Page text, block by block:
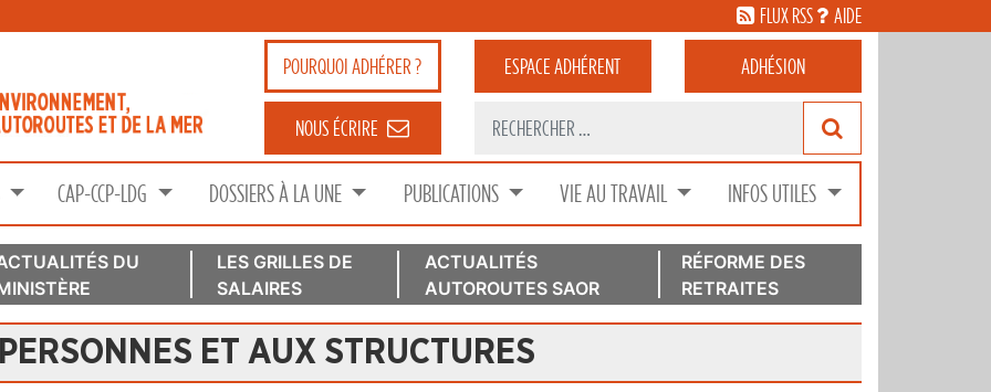
FLUX RSS AIDE
POURQUOIADHÉRER ? ESPACEADHÉRENT ADHÉSION
NOUS ÉCRIRE
CAP-CCP-LDG DOSSIERS À LA UNE PUBLICATIONS VIE AU TRAVAIL INFOS UTILES
DU
LES GRILLES DE
SALAIRES
ACTUALITÉS
AUTOROUTES SAOR
RÉFORME DES
RETRAITES
ET AUX STRUCTURES